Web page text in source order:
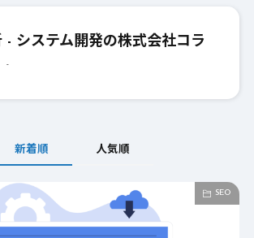
- システム開発の株式会社コラ
新着順 人気順
SEO